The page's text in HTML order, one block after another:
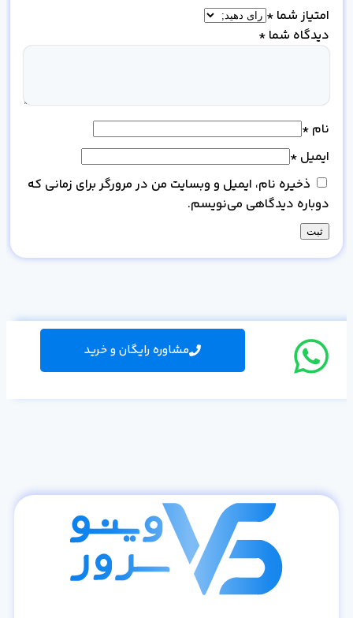
امتیاز شما *
دیدگاه شما *
نام *
ایمیل *
ذخیره نام، ایمیل و وبسایت من در مرورگر برای زمانی که
دوباره دیدگاهی می‌نویسم.
مشاوره رایگان و خرید